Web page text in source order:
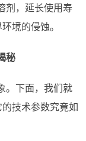
剂，延长使用寿
境的侵蚀。
秘
。下面，我们就
技术参数究竟如